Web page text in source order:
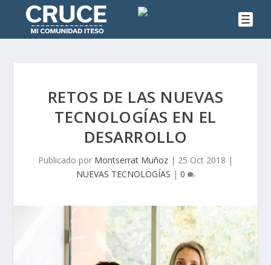
RETOS DE LAS NUEVAS
TECNOLOGÍAS EN EL
DESARROLLO
Publicado por Montserrat Muñoz | 25 Oct 2018 |
NUEVAS TECNOLOGÍAS | 0